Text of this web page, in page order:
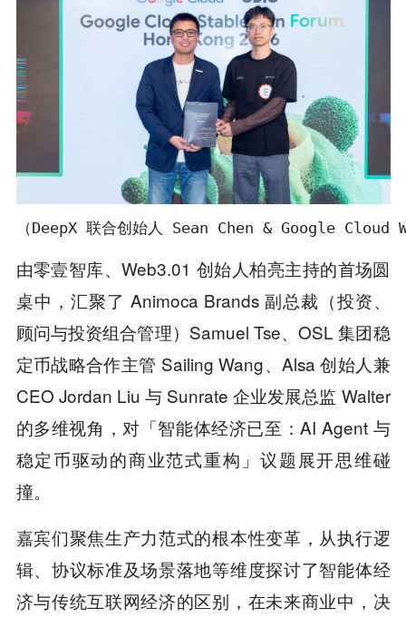
（DeepX 联合创始人 Sean Chen & Google Cloud
由零壹智库、Web3.01 创始人柏亮主持的首场圆
桌中，汇聚了 Animoca Brands 副总裁（投资、
顾问与投资组合管理）Samuel Tse、OSL 集团稳
定币战略合作主管 Sailing Wang、Alsa 创始人兼
CEO Jordan Liu 与 Sunrate 企业发展总监 Walter
的多维视角，对「智能体经济已至：AI Agent 与
稳定币驱动的商业范式重构」议题展开思维碰
撞。
嘉宾们聚焦生产力范式的根本性变革，从执行逻
辑、协议标准及场景落地等维度探讨了智能体经
济与传统互联网经济的区别，在未来商业中，决